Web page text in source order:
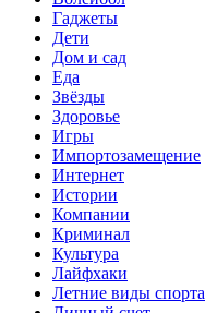
Гаджеты
Дети
Дом и сад
Еда
Звёзды
Здоровье
Игры
Импортозамещение
Интернет
Истории
Компании
Криминал
Культура
Лайфхаки
Летние виды спорта